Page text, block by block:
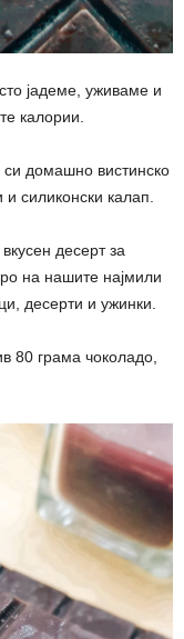
јадеме, уживаме и
калории.
си домашно вистинско
силиконски калап.
десерт за
на нашите најмили
десерти и ужинки.
80 грама чоколадо,